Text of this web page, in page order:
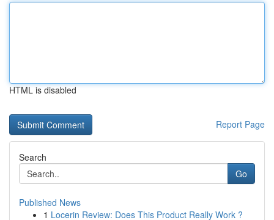
HTML is disabled
Report Page
Search
Go
Published News
1 Locerin Review: Does This Product Really Work ?